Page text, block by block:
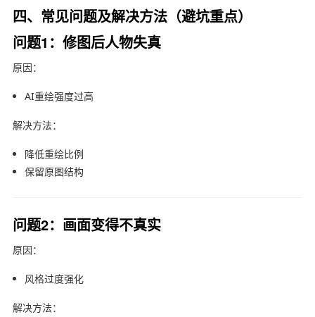
四、常见问题及解决方法（避坑重点）
问题1：修图后人物失真
原因：
AI重绘强度过高
解决方法：
降低重绘比例
保留原图结构
问题2：画面变得不真实
原因：
风格过度强化
解决方法：